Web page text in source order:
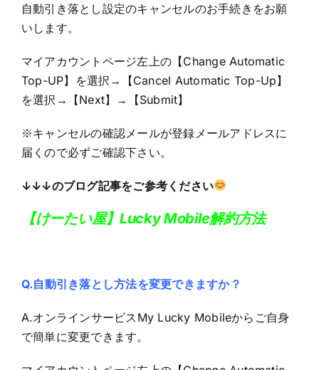
自動引き落とし設定のキャンセルのお手続きをお願
いします。
マイアカウントページ左上の【Change Automatic
Top-UP】を選択→【Cancel Automatic Top-Up】
を選択→【Next】→【Submit】
※キャンセルの確認メールが登録メールアドレスに
届くので必ずご確認下さい。
↓↓↓のブログ記事をご参考ください
【けーたい屋】Lucky Mobile解約方法
Q.自動引き落とし方法を変更できますか？
A.オンラインサービスMy Lucky Mobileからご自身
で簡単に変更できます。